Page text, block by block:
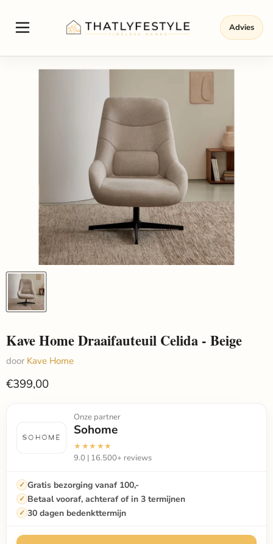
Advies
Kave Home Draaifauteuil Celida - Beige
door Kave Home
€399,00
Onze partner
Sohome
★★★★★
9.0 | 16.500+ reviews
Gratis bezorging vanaf 100,-
Betaal vooraf, achteraf of in 3 termijnen
30 dagen bedenkttermijn